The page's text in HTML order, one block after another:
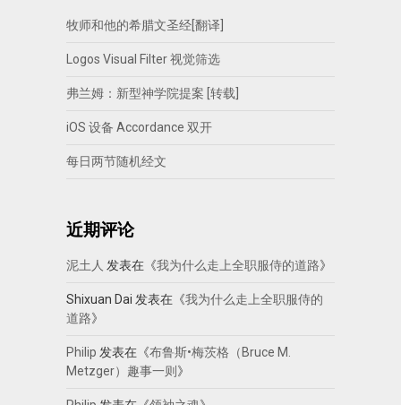
牧师和他的希腊文圣经[翻译]
Logos Visual Filter 视觉筛选
弗兰姆：新型神学院提案 [转载]
iOS 设备 Accordance 双开
每日两节随机经文
近期评论
泥土人 发表在《我为什么走上全职服侍的道路》
Shixuan Dai 发表在《我为什么走上全职服侍的
道路》
Philip 发表在《布鲁斯•梅茨格（Bruce M.
Metzger）趣事一则 》